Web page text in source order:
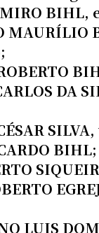
BIHL,
MAURÍLIO
DA
BIHL;
LUIS